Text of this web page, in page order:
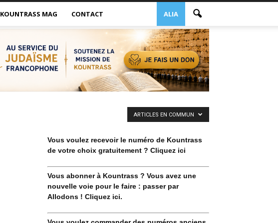
ALIA
KOUNTRASS MAG CONTACT
ARTICLES EN COMMUN
Vous voulez recevoir le numéro de Kountrass
de votre choix gratuitement ? Cliquez ici
Vous abonner à Kountrass ? Vous avez une
nouvelle voie pour le faire : passer par
Allodons ! Cliquez ici.